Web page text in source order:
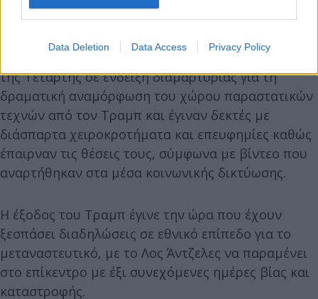
Data Deletion Data Access Privacy Policy
Αρκετές drag queens εισέβαλαν στην παράσταση
της Τετάρτης σε ένδειξη διαμαρτυρίας για τη
δραματική αναμόρφωση του χώρου παραστατικών
τεχνών από τον Τραμπ και έγιναν δεκτές με
διάσπαρτα χειροκροτήματα και επευφημίες καθώς
έπαιρναν τις θέσεις τους, σύμφωνα με βίντεο που
αναρτήθηκαν στα μέσα κοινωνικής δικτύωσης.
Η έξοδος του Τραμπ έγινε την ώρα που έχουν
ξεσπάσει διαδηλώσεις σε εθνικό επίπεδο για το
μεταναστευτικό, με το Λος Άντζελες να παραμένει
στο επίκεντρο με έξι συνεχόμενες ημέρες βίας και
καταστροφής.